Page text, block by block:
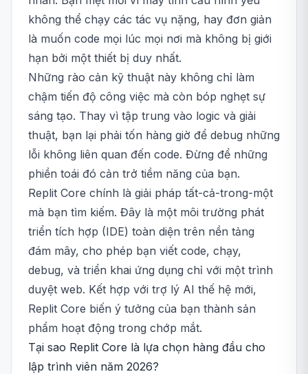
không thể chạy các tác vụ nặng, hay đơn giản
là muốn code mọi lúc mọi nơi mà không bị giới
hạn bởi một thiết bị duy nhất.
Những rào cản kỹ thuật này không chỉ làm
chậm tiến độ công việc mà còn bóp nghẹt sự
sáng tạo. Thay vì tập trung vào logic và giải
thuật, bạn lại phải tốn hàng giờ để debug những
lỗi không liên quan đến code. Đừng để những
phiền toái đó cản trở tiềm năng của bạn.
Replit Core chính là giải pháp tất-cả-trong-một
mà bạn tìm kiếm. Đây là một môi trường phát
triển tích hợp (IDE) toàn diện trên nền tảng
đám mây, cho phép bạn viết code, chạy,
debug, và triển khai ứng dụng chỉ với một trình
duyệt web. Kết hợp với trợ lý AI thế hệ mới,
Replit Core biến ý tưởng của bạn thành sản
phẩm hoạt động trong chớp mắt.
Tại sao Replit Core là lựa chọn hàng đầu cho
lập trình viên năm 2026?